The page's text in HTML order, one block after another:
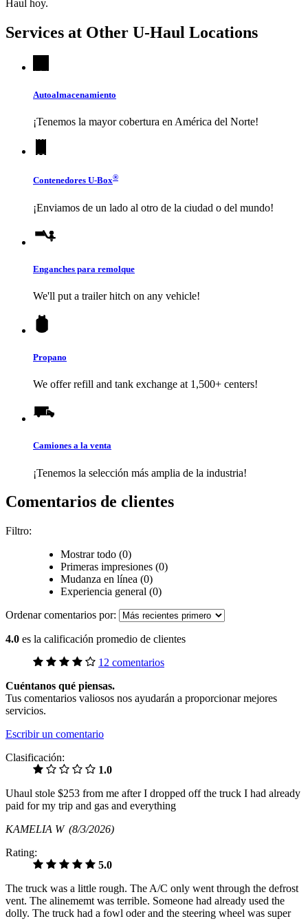
Haul hoy.
Services at Other U-Haul Locations
Autoalmacenamiento
¡Tenemos la mayor cobertura en América del Norte!
Contenedores U-Box®
¡Enviamos de un lado al otro de la ciudad o del mundo!
Enganches para remolque
We'll put a trailer hitch on any vehicle!
Propano
We offer refill and tank exchange at 1,500+ centers!
Camiones a la venta
¡Tenemos la selección más amplia de la industria!
Comentarios de clientes
Filtro:
Mostrar todo (0)
Primeras impresiones (0)
Mudanza en línea (0)
Experiencia general (0)
Ordenar comentarios por:
4.0 es la calificación promedio de clientes
12 comentarios
Cuéntanos qué piensas.
Tus comentarios valiosos nos ayudarán a proporcionar mejores
servicios.
Escribir un comentario
Clasificación:
1.0
Uhaul stole $253 from me after I dropped off the truck I had already
paid for my trip and gas and everything
KAMELIA W (8/3/2026)
Rating:
5.0
The truck was a little rough. The A/C only went through the defrost
vent. The alinememt was terrible. Someone had already used the
dolly. The truck had a fowl oder and the steering wheel was super